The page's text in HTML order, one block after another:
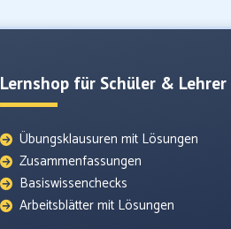
Lernshop für Schüler & Lehrer
Übungsklausuren mit Lösungen
Zusammenfassungen
Basiswissenchecks
Arbeitsblätter mit Lösungen